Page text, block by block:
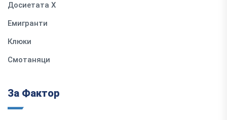
Досиетата Х
Емигранти
Клюки
Смотаняци
За Фактор